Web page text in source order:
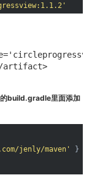
artifact>
build.gradle里面添加
jenly/maven'
}